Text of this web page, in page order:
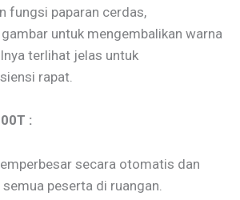
fungsi paparan cerdas,
untuk mengembalikan warna
terlihat jelas untuk
rapat.
:
secara otomatis dan
peserta di ruangan.